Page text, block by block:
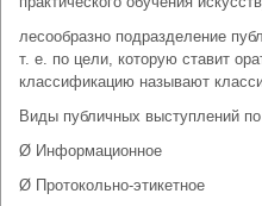
лесообразно подразделение
т. е. по цели, которую ставит
классификацию называют
Виды публичных выступлений
Ø Информационное
Ø Протокольно-этикетное